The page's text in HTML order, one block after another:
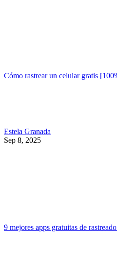
Cómo rastrear un celular gratis
Estela Granada
Sep 8, 2025
9 mejores apps gratuitas de